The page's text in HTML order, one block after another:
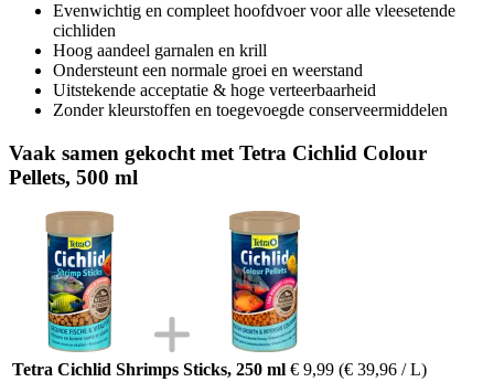
Evenwichtig en compleet hoofdvoer voor alle vleesetende
cichliden
Hoog aandeel garnalen en krill
Ondersteunt een normale groei en weerstand
Uitstekende acceptatie & hoge verteerbaarheid
Zonder kleurstoffen en toegevoegde conserveermiddelen
Vaak samen gekocht met Tetra Cichlid Colour
Pellets, 500 ml
Tetra Cichlid Shrimps Sticks, 250 ml € 9,99 (€ 39,96 / L)